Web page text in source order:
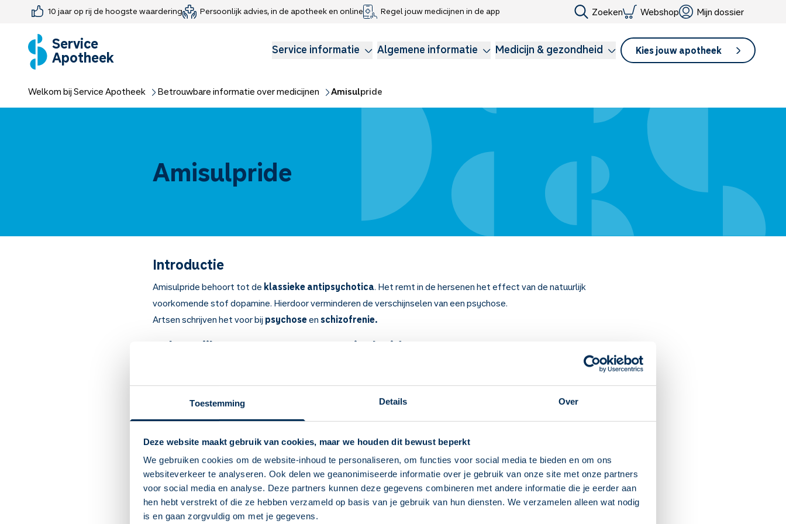
Toestemming Details Over
Deze website maakt gebruik van cookies, maar we houden dit bewust beperkt
We gebruiken cookies om de website-inhoud te personaliseren, om functies voor social media te bieden en om ons
websiteverkeer te analyseren. Ook delen we geanonimiseerde informatie over je gebruik van onze site met onze partners
voor social media en analyse. Deze partners kunnen deze gegevens combineren met andere informatie die je eerder aan
hen hebt verstrekt of die ze hebben verzameld op basis van je gebruik van hun diensten. We verzamelen alleen wat nodig
is en gaan zorgvuldig om met je gegevens.
Deze Service Apotheek staat nu ingesteld als
jouw apotheek
Zo kan je makkelijk alle informatie vinden in het
10 jaar op rij de hoogste waardering Persoonlijk advies, in de apotheek en online Regel jouw medicijnen in de app Zoeken Webshop Mijn dossier
Service
Apotheek Service informatie Algemene informatie Medicijn & gezondheid Kies jouw apotheek
Farmaceutisch consult
Medicijn-APK
Webshop
Jouw medische gegevens delen
Klachtenregeling
Medicijnen voor kinderen
Longzorg
Welkom bij Service Apotheek Betrouwbare informatie over medicijnen Amisulpride
Amisulpride
Introductie
Amisulpride behoort tot de klassieke antipsychotica. Het remt in de hersenen het effect van de natuurlijk
voorkomende stof dopamine. Hierdoor verminderen de verschijnselen van een psychose.
Artsen schrijven het voor bij psychoseenschizofrenie.
Belangrijk om te weten over Amisulpride
Amisulpride is een medicijn tegen psychose. Het remt wanen (u gelooft of denkt dingen die niet kloppen) en
Het werkt binnen een paar uren en ongeveer een halve tot 1 dag lang.
Neem de tablet in met een half glas water.
Bij psychoses gebruikt u amisulpride meestal een half jaar tot meerdere jaren.
Raadpleeg dan uw arts.
Andere bijwerkingen zijn zwaarder worden, droge mond en ogen, verstopping en plasproblemen. Raadpleeg uw arts,
als u hier last van heeft.
U kunt wazig gaan zien, slaperig worden of verward raken. Rijd geen auto als u start met dit medicijn en als uw